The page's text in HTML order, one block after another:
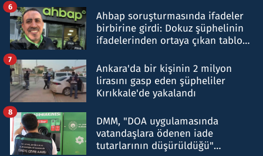
Ahbap soruşturmasında ifadeler
birbirine girdi: Dokuz şüphelinin
ifadelerinden ortaya çıkan tablo
6
Ankara'da bir kişinin 2 milyon
lirasını gasp eden şüpheliler
Kırıkkale'de yakalandı
7
DMM, "DOA uygulamasında
vatandaşlara ödenen iade
tutarlarının düşürüldüğü"
8